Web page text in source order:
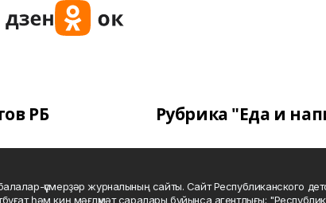
РБ Рубрика "Еда и
үҫмерҙәр журналының сайты. Сайт Республиканского
һәм киң мәғлүмәт саралары буйынса агентлығы;